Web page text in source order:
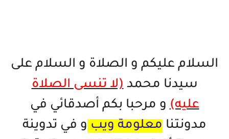
السلام عليكم و الصلاة و السلام على
سيدنا محمد(لا تنسى الصلاة
عليه)و مرحبا بكم أصدقائي في
مدونتنا معلومة ويب و في تدوينة